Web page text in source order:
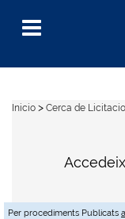
Per procediments Publicats
Menu
Inicio > Cerca de